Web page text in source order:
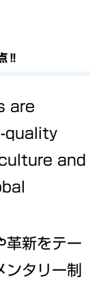
‼
are
quality
and
革新をテー
タリー制